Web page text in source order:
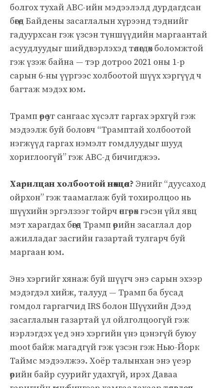
болгох тухай ABC-ийн мэдээлэлд дурдагдсан
бөгөөд Байдены засаглалын хүрээнд тэднийг
гадуурхсан гэж үзсэн түншүүдийн маргаантай
асуудлуудыг шийдвэрлэхэд төлөгдөх боломжтой
гэж үзэж байна — тэр дотроо 2021 оны 1-р
сарын 6-ны үүргээс холбоотой шүүх хэргүүд ч
багтаж мэдэх юм.
Трамп өөрөө уг сангаас хүсэлт гаргах эрхгүй гэж
мэдээлж буй боловч “Трамптай холбоотой
нэгжүүд гаргах нэмэлт гомдлуудыг шууд
хориглоогүй” гэж ABC-д бичигджээ.
Харилцан холбоотой нөхцөл? Энийг “дуусаход
ойрхон” гэж таамаглаж буй тохиролцоо нь
шүүхийн эргэлзээг тойрч өнгөрөх гэсэн үйл явц
мэт харагдах бөгөөд Трамп өөрийн засаглал дор
ажилладаг засгийн газартай тулгарч буй
маргаан юм.
Энэ хэргийг хянаж буй шүүгч энэ сарын эхээр
мэдэгдэл хийж, талууд — Трамп ба бусад
гомдол гаргагчид IRS болон Шүүхийн Дээд
засаглалын газартай үл ойлголцоогүй гэж
нэрлэгдэх үед энэ хэргийн үнэ цэнэгүй буюу
moot байж магадгүй гэж үзсэн гэж Нью-Йорк
Таймс мэдээлжээ. Хоёр талынхан энэ үеэр
өөрийн байр суурийг удахгүй, ирэх Даваа